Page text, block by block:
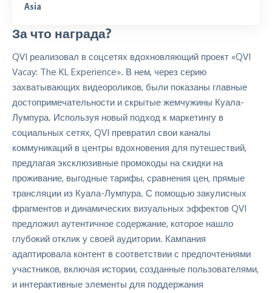
Asia
За что награда?
QVI реализовал в соцсетях вдохновляющий проект «QVI
Vacay: The KL Experience». В нем, через серию
захватывающих видеороликов, были показаны главные
достопримечательности и скрытые жемчужины Куала-
Лумпура. Используя новый подход к маркетингу в
социальных сетях, QVI превратил свои каналы
коммуникаций в центры вдохновения для путешествий,
предлагая эксклюзивные промокоды на скидки на
проживание, выгодные тарифы, сравнения цен, прямые
трансляции из Куала-Лумпура. С помощью закулисных
фрагментов и динамических визуальных эффектов QVI
предложил аутентичное содержание, которое нашло
глубокий отклик у своей аудитории. Кампания
адаптировала контент в соответствии с предпочтениями
участников, включая истории, созданные пользователями,
и интерактивные элементы для поддержания